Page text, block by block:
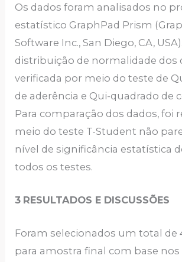
Os dados foram analisados no
estatístico GraphPad Prism
Software Inc., San Diego, CA,
distribuição de normalidade dos
verificada por meio do teste de
de aderência e Qui-quadrado de
Para comparação dos dados, foi
meio do teste T-Student não
nível de significância estatística
todos os testes.
3 RESULTADOS E DISCUSSÕES
Foram selecionados um total de
para amostra final com base nos